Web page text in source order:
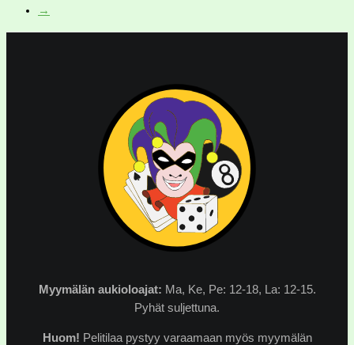
→
Myymälän aukioloajat: Ma, Ke, Pe: 12-18, La: 12-15.
Pyhät suljettuna.
Huom! Pelitilaa pystyy varaamaan myös myymälän